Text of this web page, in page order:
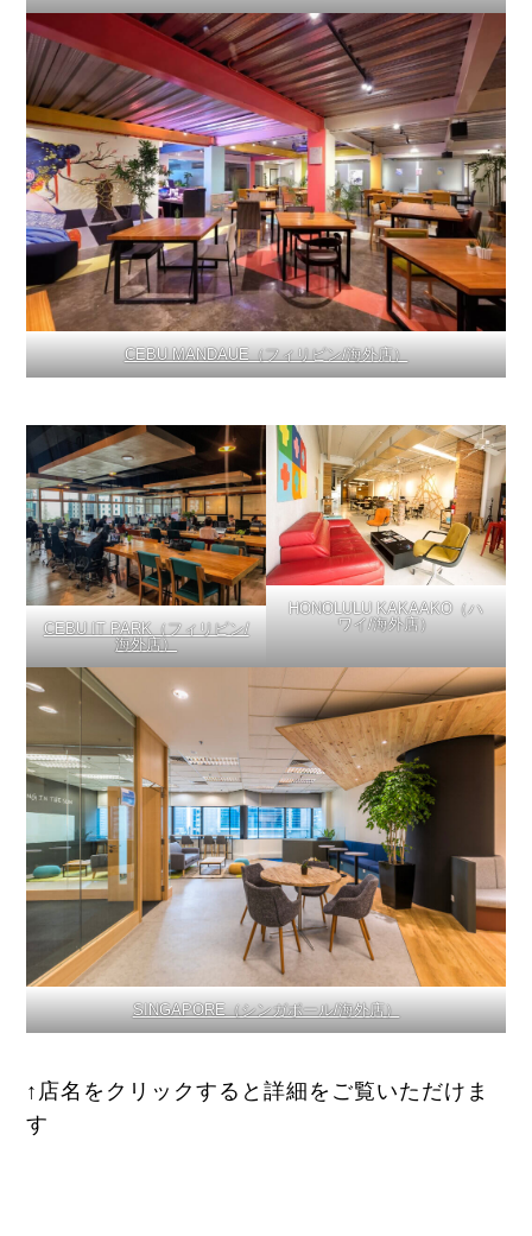
CEBU MANDAUE（フィリピン/海外店）
CEBU IT PARK（フィリピン/
海外店）
HONOLULU KAKAAKO（ハ
ワイ/海外店）
SINGAPORE（シンガポール/海外店）
↑店名をクリックすると詳細をご覧いただけま
す